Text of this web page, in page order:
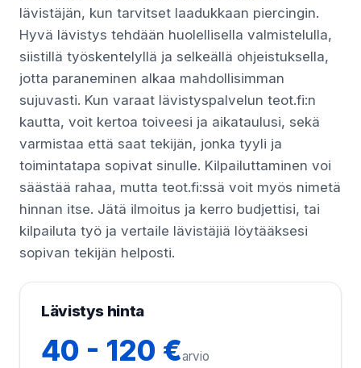
lävistäjän, kun tarvitset laadukkaan piercingin.
Hyvä lävistys tehdään huolellisella valmistelulla,
siistillä työskentelyllä ja selkeällä ohjeistuksella,
jotta paraneminen alkaa mahdollisimman
sujuvasti. Kun varaat lävistyspalvelun teot.fi:n
kautta, voit kertoa toiveesi ja aikataulusi, sekä
varmistaa että saat tekijän, jonka tyyli ja
toimintatapa sopivat sinulle. Kilpailuttaminen voi
säästää rahaa, mutta teot.fi:ssä voit myös nimetä
hinnan itse. Jätä ilmoitus ja kerro budjettisi, tai
kilpailuta työ ja vertaile lävistäjiä löytääksesi
sopivan tekijän helposti.
Lävistys hinta
40 - 120 €arvio